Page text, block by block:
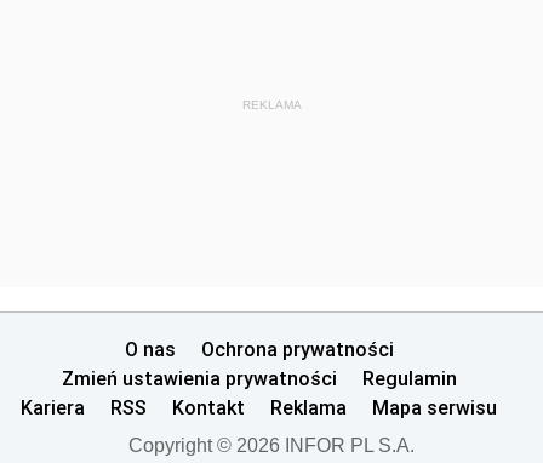
REKLAMA
O nas
Ochrona prywatności
Zmień ustawienia prywatności
Regulamin
Kariera
RSS Kontakt Reklama Mapa serwisu
Copyright © 2026 INFOR PL S.A.